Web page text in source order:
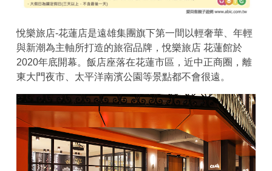
悅樂旅店-花蓮店是遠雄集團旗下第一間以輕奢華、年輕
與新潮為主軸所打造的旅宿品牌，悅樂旅店 花蓮館於
2020年底開幕。飯店座落在花蓮市區，近中正商圈，離
東大門夜市、太平洋南濱公園等景點都不會很遠。